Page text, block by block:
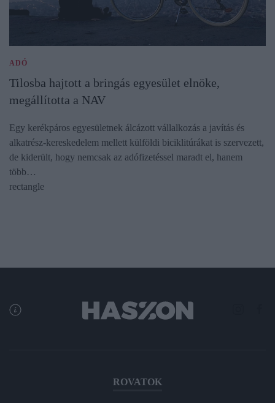
ADÓ
Tilosba hajtott a bringás egyesület elnöke,
megállította a NAV
Egy kerékpáros egyesületnek álcázott vállalkozás a javítás és
alkatrész-kereskedelem mellett külföldi biciklitúrákat is szervezett,
de kiderült, hogy nemcsak az adófizetéssel maradt el, hanem
több…
rectangle
ROVATOK